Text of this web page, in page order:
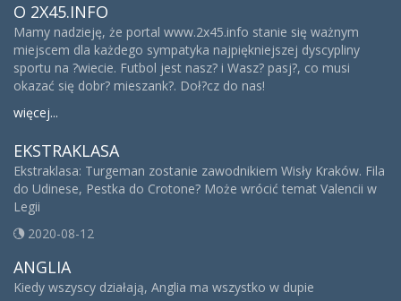
O 2X45.INFO
Mamy nadzieję, że portal www.2x45.info stanie się ważnym
miejscem dla każdego sympatyka najpiękniejszej dyscypliny
sportu na ?wiecie. Futbol jest nasz? i Wasz? pasj?, co musi
okazać się dobr? mieszank?. Doł?cz do nas!
więcej...
EKSTRAKLASA
Ekstraklasa: Turgeman zostanie zawodnikiem Wisły Kraków. Fila
do Udinese, Pestka do Crotone? Może wrócić temat Valencii w
Legii
2020-08-12
ANGLIA
Kiedy wszyscy działają, Anglia ma wszystko w dupie